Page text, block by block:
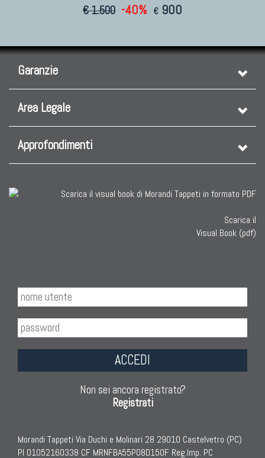
€ 1.500 -40% € 900
Garanzie
Area Legale
Approfondimenti
Scarica il
Visual Book (pdf)
ACCEDI
Non sei ancora registrato?
Registrati
Morandi Tappeti Via Duchi e Molinari 28 29010 Castelvetro (PC)
PI 01052160338 CF MRNFBA55P08D150F Reg.Imp. PC